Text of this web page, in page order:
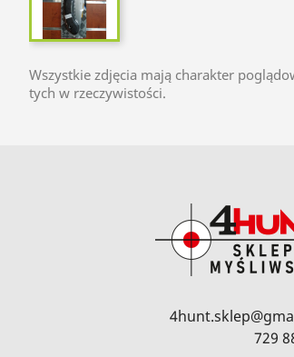
Wszystkie zdjęcia mają charakter
tych w rzeczywistości.
729